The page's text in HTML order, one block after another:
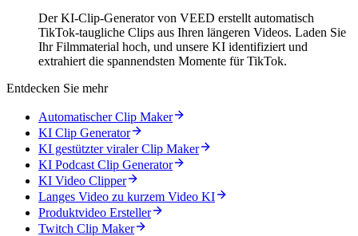
Der KI-Clip-Generator von VEED erstellt automatisch
TikTok-taugliche Clips aus Ihren längeren Videos. Laden Sie
Ihr Filmmaterial hoch, und unsere KI identifiziert und
extrahiert die spannendsten Momente für TikTok.
Entdecken Sie mehr
Automatischer Clip Maker
KI Clip Generator
KI gestützter viraler Clip Maker
KI Podcast Clip Generator
KI Video Clipper
Langes Video zu kurzem Video KI
Produktvideo Ersteller
Twitch Clip Maker